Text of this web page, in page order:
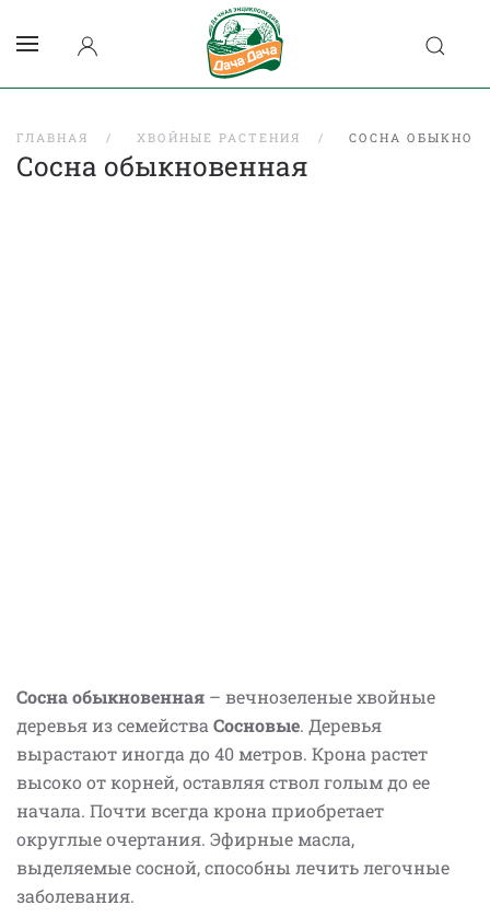
ГЛАВНАЯ ХВОЙНЫЕ РАСТЕНИЯ СОСНА
Сосна обыкновенная
Сосна обыкновенная – вечнозеленые хвойные
деревья из семейства Сосновые. Деревья
вырастают иногда до 40 метров. Крона растет
высоко от корней, оставляя ствол голым до ее
начала. Почти всегда крона приобретает
округлые очертания. Эфирные масла,
выделяемые сосной, способны лечить легочные
заболевания.